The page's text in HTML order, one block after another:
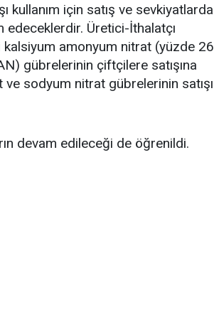
kullanım için satış ve sevkiyatlarda
edeceklerdir. Üretici-İthalatçı
kalsiyum amonyum nitrat (yüzde 26
gübrelerinin çiftçilere satışına
sodyum nitrat gübrelerinin satışı
devam edileceği de öğrenildi.